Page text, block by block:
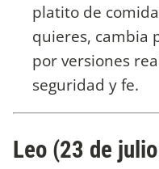
platito de
quieres, cambia
por versiones
seguridad y fe.
Leo (23 de